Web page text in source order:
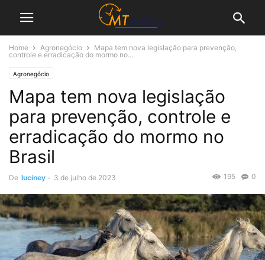
Home Agronegócio
Mapa tem nova legislação para prevenção,
controle e erradicação do mormo no...
Agronegócio
Mapa tem nova legislação
para prevenção, controle e
erradicação do mormo no
Brasil
De luciney - 3 de julho de 2023 0
195